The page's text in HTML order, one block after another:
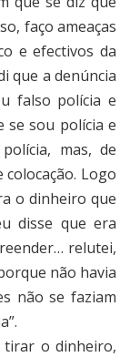
faço ameaças
e efectivos da
que a denúncia
falso polícia e
se sou polícia e
mas, de
Logo
o dinheiro que
disse que era
relutei,
não havia
não se faziam
tirar o dinheiro,